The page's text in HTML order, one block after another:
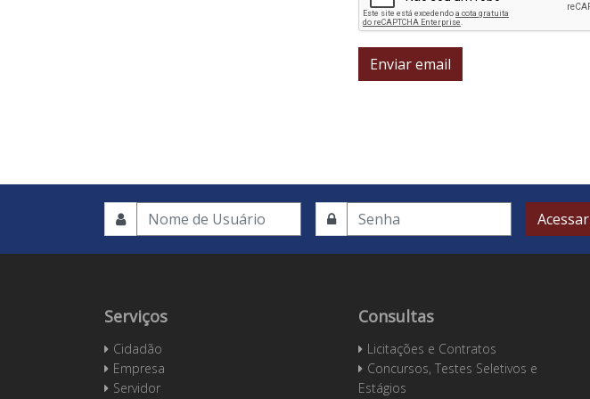
Enviar email
Acessar
Serviços
Cidadão
Empresa
Servidor
Consultas
Licitações e Contratos
Concursos, Testes Seletivos e
Estágios